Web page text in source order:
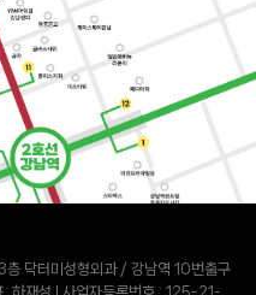
층 닥터미성형외과 / 강남역 10번출구
재성 l 사업자등록번호 : 125-21-